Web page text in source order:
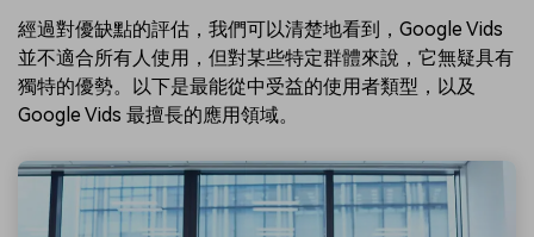
經過對優缺點的評估，我們可以清楚地看到，Google Vids
並不適合所有人使用，但對某些特定群體來說，它無疑具有
獨特的優勢。以下是最能從中受益的使用者類型，以及
Google Vids 最擅長的應用領域。